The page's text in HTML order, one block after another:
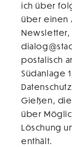
ich über
über einen
Newsletter,
postalisch
Südanlage
Gießen,
über
Löschung
enthält.